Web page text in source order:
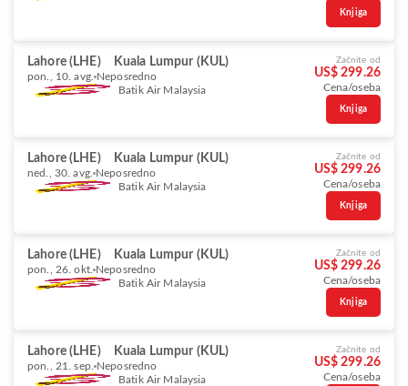
Knjiga
Lahore (LHE) Kuala Lumpur (KUL)
pon., 10. avg. Neposredno
Batik Air Malaysia
Začnite od
US$ 299.26
Cena/oseba
Knjiga
Lahore (LHE) Kuala Lumpur (KUL)
ned., 30. avg. Neposredno
Batik Air Malaysia
Začnite od
US$ 299.26
Cena/oseba
Knjiga
Lahore (LHE) Kuala Lumpur (KUL)
pon., 26. okt. Neposredno
Batik Air Malaysia
Začnite od
US$ 299.26
Cena/oseba
Knjiga
Lahore (LHE) Kuala Lumpur (KUL)
pon., 21. sep. Neposredno
Batik Air Malaysia
Začnite od
US$ 299.26
Cena/oseba